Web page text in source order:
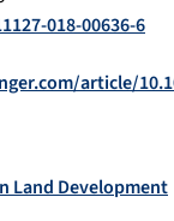
018-00636-6
article/
Land Development